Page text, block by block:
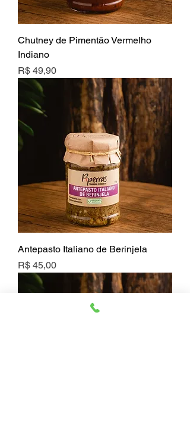
Chutney de Pimentāo Vermelho
Indiano
Preço
R$ 49,90
Antepasto Italiano de Berinjela
Preço
R$ 45,00